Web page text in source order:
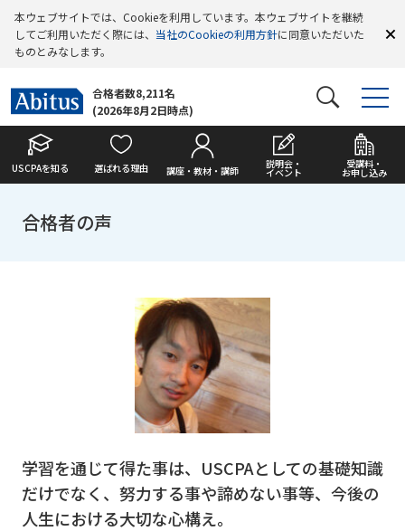
本ウェブサイトでは、Cookieを利用しています。本ウェブサイトを継続
してご利用いただく際には、 当社のCookieの利用方針に同意いただいた
ものとみなします。
合格者数8,211名
(2026年8月2日時点)
USCPAを知る 選ばれる理由 講座・教材・講師
説明会・
イベント
受講料・
お申し込み
合格者の声
学習を通じて得た事は、USCPAとしての基礎知識
だけでなく、努力する事や諦めない事等、今後の
人生における大切な心構え。